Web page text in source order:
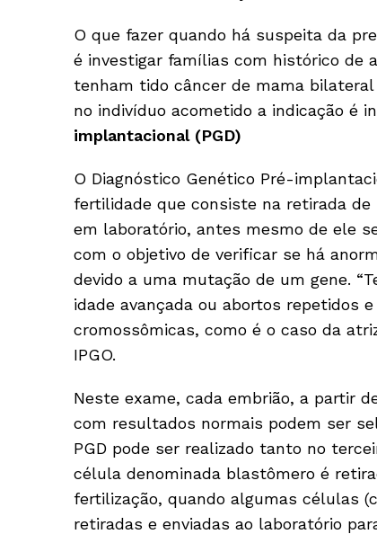
O que fazer quando há suspeita da
é investigar famílias com histórico de
tenham tido câncer de mama
no indivíduo acometido a indicação é
implantacional (PGD)
O Diagnóstico Genético Pré-
fertilidade que consiste na retirada de
em laboratório, antes mesmo de ele
com o objetivo de verificar se há
devido a uma mutação de um gene.
idade avançada ou abortos repetidos
cromossômicas, como é o caso da
IPGO.
Neste exame, cada embrião, a partir
com resultados normais podem ser
PGD pode ser realizado tanto no
célula denominada blastômero é
fertilização, quando algumas células
retiradas e enviadas ao laboratório